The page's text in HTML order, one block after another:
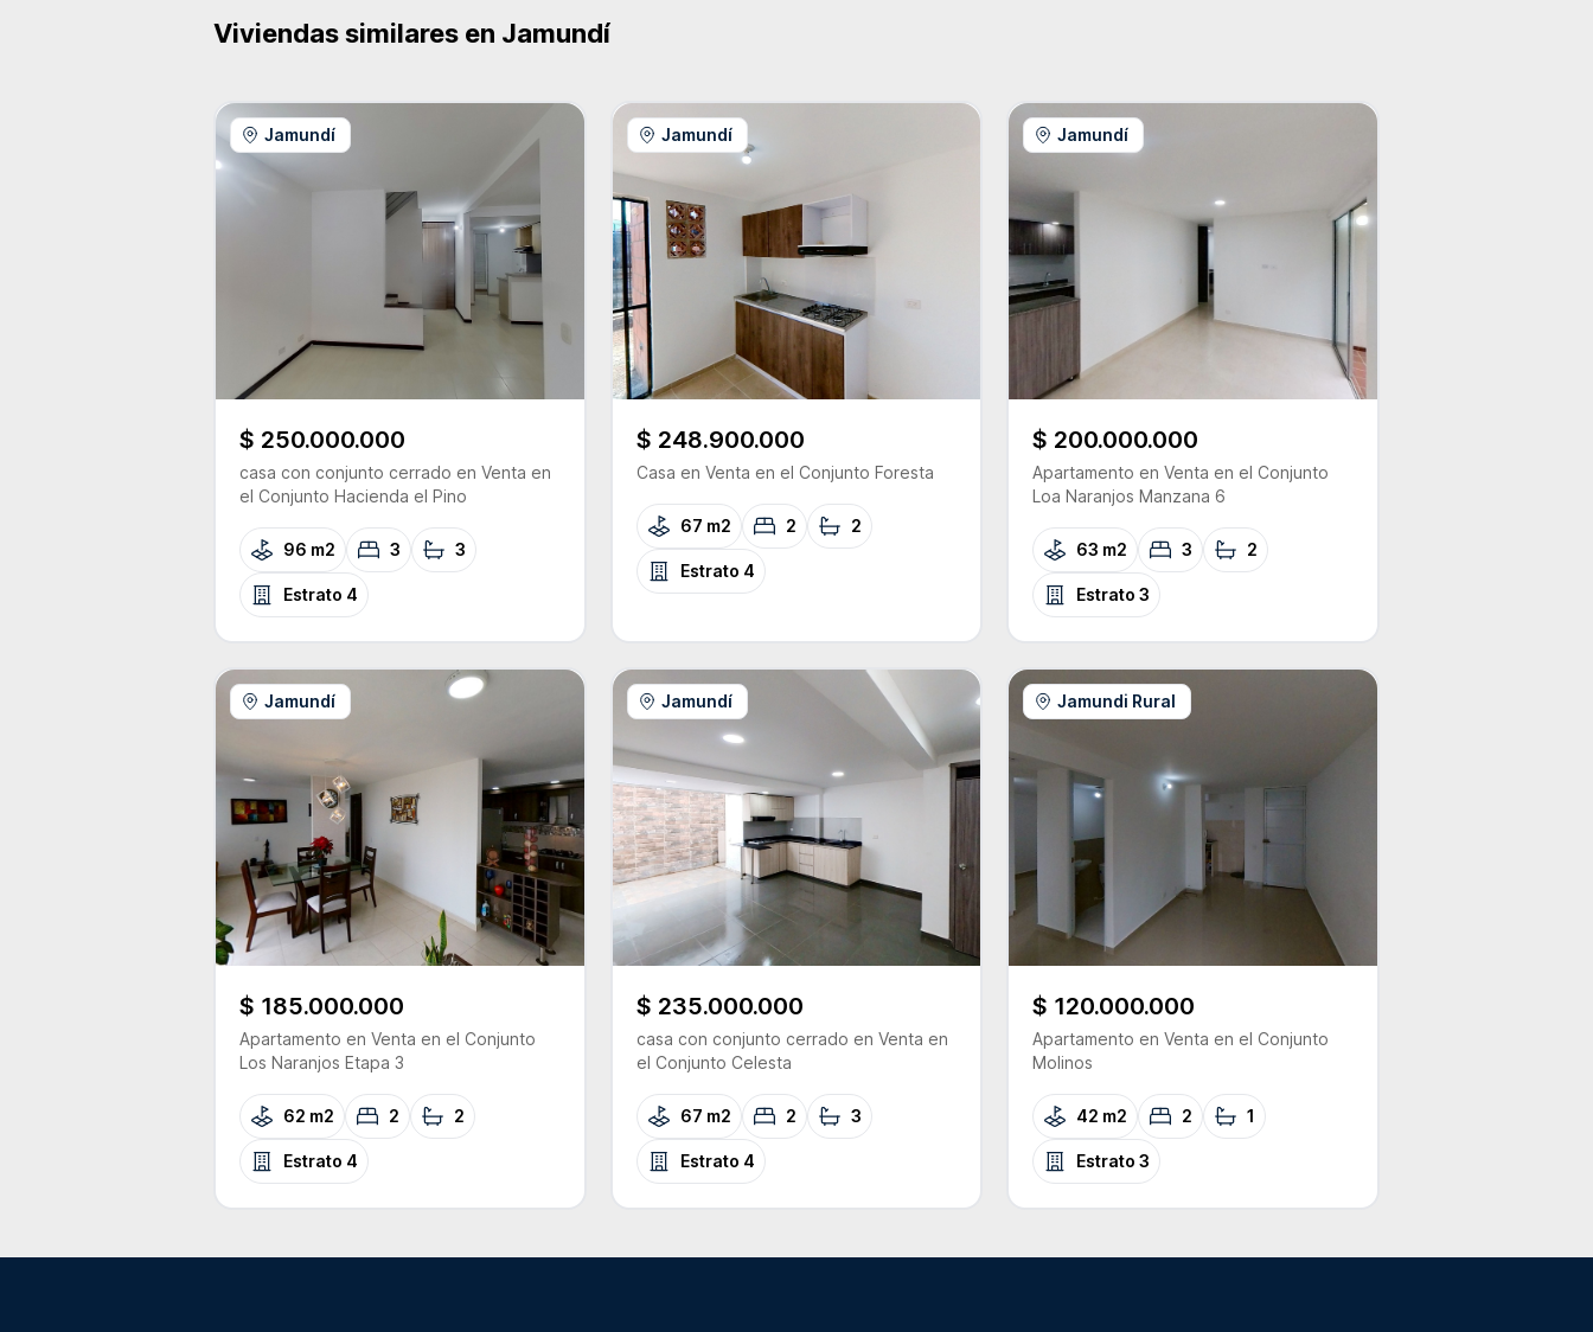
Viviendas similares en Jamundí
Jamundí
$ 250.000.000
casa con conjunto cerrado en Venta en
el Conjunto Hacienda el Pino
96 m2 3 3
Estrato 4
Jamundí
$ 248.900.000
Casa en Venta en el Conjunto Foresta
67 m2 2 2
Estrato 4
Jamundí
$ 200.000.000
Apartamento en Venta en el Conjunto
Loa Naranjos Manzana 6
63 m2 3 2
Estrato3
Jamundí
$ 185.000.000
Apartamento en Venta en el Conjunto
Los Naranjos Etapa 3
62 m2 2 2
Estrato 4
Jamundí
$ 235.000.000
casa con conjunto cerrado en Venta en
el Conjunto Celesta
67 m2 2 3
Estrato 4
Jamundi Rural
$ 120.000.000
Apartamento en Venta en el Conjunto
Molinos
42 m2 2 1
Estrato3